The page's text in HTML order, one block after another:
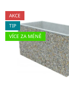
AKCE
TIP
VÍCE ZA MÉNĚ